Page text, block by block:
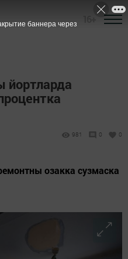
йортларда
981 0 0
озакка сузмаска
баннера через